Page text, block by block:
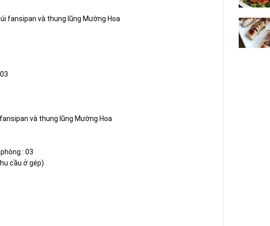
fansipan và thung lũng Mường Hoa
và thung lũng Mường Hoa
: 03
cầu ở gép)